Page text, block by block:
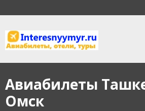
Авиабилеты
Омск